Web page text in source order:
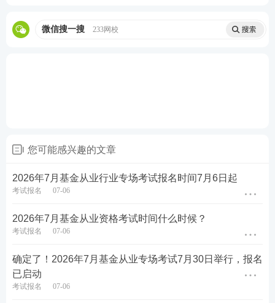
和承担民事义务的资格。通常，年满18周岁的公民即
育（中专、职高、技校）等学历。
4.遵纪守法：考生应遵守国家法律法规，无其他违纪
违规行为。
5.中国证监会规定的其他条件：考生还需满足中国证
监会可能规定的其他特定条件，这些条件可能随政策
变化而调整，具体需参考官方公告。
微信搜一搜 233网校
您可能感兴趣的文章
2026年7月基金从业行业专场考试报名时间7月6日起
考试报名 07-06
2026年7月基金从业资格考试时间什么时候？
考试报名 07-06
确定了！2026年7月基金从业专场考试7月30日举行，报名
已启动
考试报名 07-06